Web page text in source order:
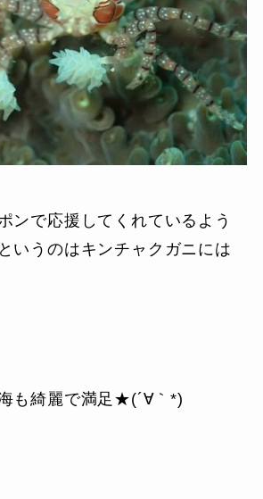
ンで応援してくれているよう
いうのはキンチャクガニには
も綺麗で満足★(´∀｀*)